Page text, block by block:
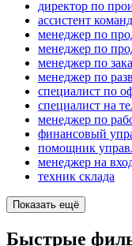
директор по
ассистент
менеджер по
менеджер по
менеджер по
менеджер по
специалист по
специалист на
менеджер по
финансовый
помощник
менеджер на
техник склада
Показать ещё
Быстрые